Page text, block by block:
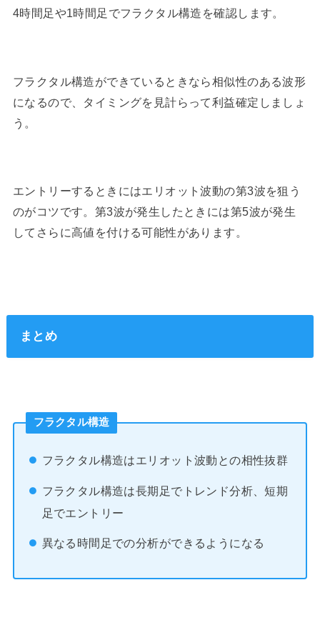
4時間足や1時間足でフラクタル構造を確認します。
フラクタル構造ができているときなら相似性のある波形
になるので、タイミングを見計らって利益確定しましょ
う。
エントリーするときにはエリオット波動の第3波を狙う
のがコツです。第3波が発生したときには第5波が発生
してさらに高値を付ける可能性があります。
まとめ
フラクタル構造
フラクタル構造はエリオット波動との相性抜群
フラクタル構造は長期足でトレンド分析、短期
足でエントリー
異なる時間足での分析ができるようになる